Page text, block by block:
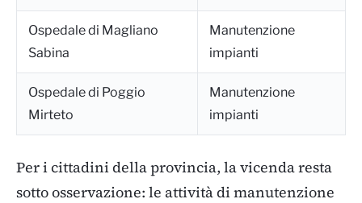
Ospedale di Magliano
Sabina
Manutenzione
impianti
Ospedale di Poggio
Mirteto
Manutenzione
impianti
Per i cittadini della provincia, la vicenda resta
sotto osservazione: le attività di manutenzione